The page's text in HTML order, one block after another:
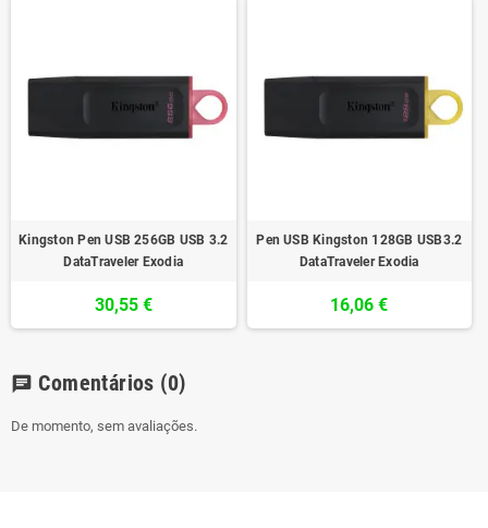
Kingston Pen USB 256GB USB 3.2
DataTraveler Exodia
30,55 €
Pen USB Kingston 128GB USB3.2
DataTraveler Exodia
16,06 €
chat Comentários (0)
De momento, sem avaliações.